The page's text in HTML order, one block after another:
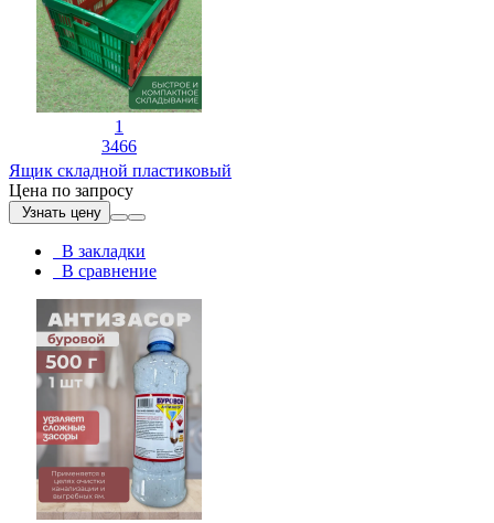
1
3466
Ящик складной пластиковый
Цена по запросу
Узнать цену
В закладки
В сравнение